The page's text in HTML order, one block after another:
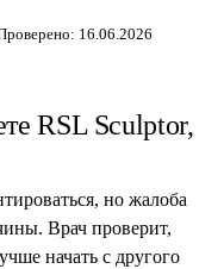
16.06.2026
RSL Sculptor,
но жалоба
Врач проверит,
начать с другого